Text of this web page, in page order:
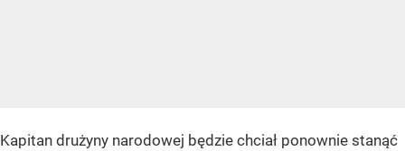
Kapitan drużyny narodowej będzie chciał ponownie stanąć